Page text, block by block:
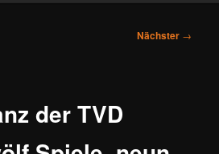
Nächster →
der TVD